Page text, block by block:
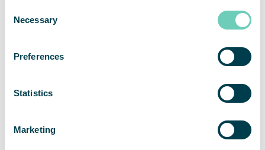
Selection
Necessary
Preferences
Statistics
Marketing